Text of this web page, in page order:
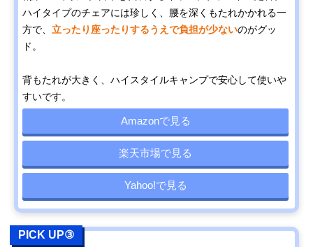
ハイタイプのチェアには珍しく、腰を深くもたれかかれる一
方で、 立ったり座ったりするうえで負担が少ないのがグッ
ド。
背もたれが大きく、ハイスタイルキャンプで安心して使いや
すいです。
Amazonで見る
楽天市場で見る
Yahoo!で見る
PICK UP③